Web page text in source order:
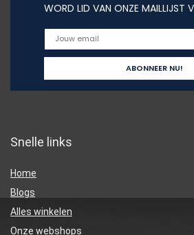
WORD LID VAN ONZE MAILLIJST
Snelle links
Home
Blogs
Alles winkelen
Onze webshops